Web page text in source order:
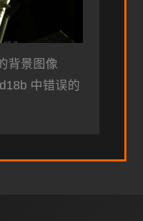
背景图像
中错误的